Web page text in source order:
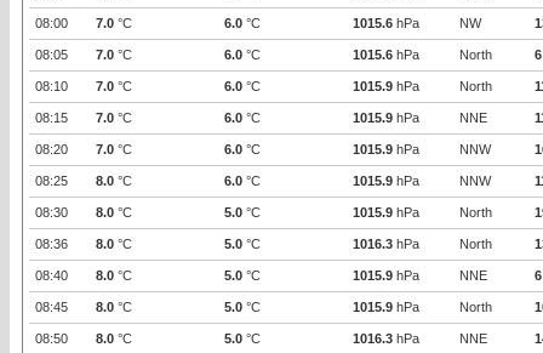
08:00 7.0 °C 6.0 °C 1015.6 hPa NW
08:05 7.0 °C 6.0 °C 1015.6 hPa North 6
08:10 7.0 °C 6.0 °C 1015.9 hPa North
08:15 7.0 °C 6.0 °C 1015.9 hPa NNE
08:20 7.0 °C 6.0 °C 1015.9 hPa NNW
08:25 8.0 °C 6.0 °C 1015.9 hPa NNW
08:30 8.0 °C 5.0 °C 1015.9 hPa North
08:36 8.0 °C 5.0 °C 1016.3 hPa North
08:40 8.0 °C 5.0 °C 1015.9 hPa NNE 6
08:45 8.0 °C 5.0 °C 1015.9 hPa North
08:50 8.0 °C 5.0 °C 1016.3 hPa NNE